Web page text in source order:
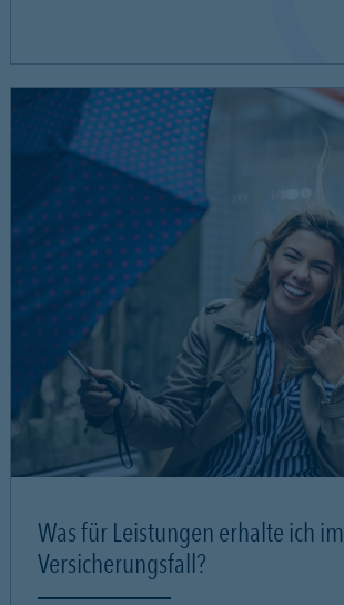
Was für Leistungen erhalte ich im
Versicherungsfall?